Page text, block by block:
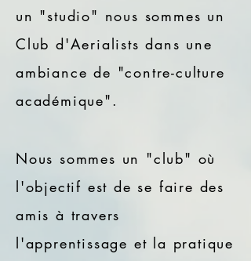
un "studio" nous sommes un
Club d'Aerialists dans une
ambiance de "contre-culture
académique".
Nous sommes un "club" où
l'objectif est de se faire des
amis à travers
l'apprentissage et la pratique